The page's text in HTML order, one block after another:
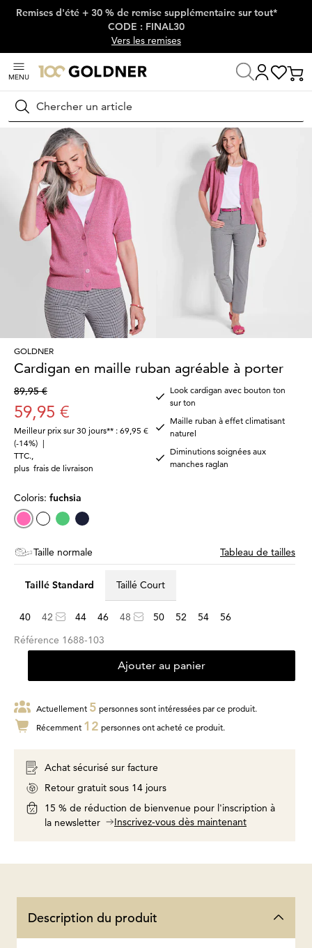
Passer la navigation, aller directement au contenu
Remises d'été + 30 % de remise supplémentaire sur tout*
CODE : FINAL30
Vers les remises
MENU
Rechercher
Maison Mode femme Tricots & pulls
GOLDNER
Cardigan en maille ruban agréable à porter
89,95 €
59,95 €
Meilleur prix sur 30 jours** : 69,95 €
(-14%) |
TTC.
plus frais de livraison
Look cardigan avec bouton ton
sur ton
Maille ruban à effet climatisant
naturel
Diminutions soignées aux
manches raglan
Coloris: fuchsia
Taille normale Tableau de tailles
Taillé Standard Taillé Court
40 42 44 46 48 50 52 54
56
Référence 1688-103
Ajouter au panier
Actuellement 5 personnes sont intéressées par ce produit.
Récemment 12 personnes ont acheté ce produit.
Achat sécurisé sur facture
Retour gratuit sous 14 jours
15 % de réduction de bienvenue pour l'inscription à
la newsletter
Inscrivez-vous dès maintenant
Description du produit